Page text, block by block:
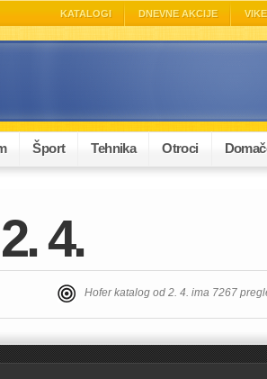
KATALOGI DNEVNE AKCIJE
Šport Tehnika Otroci
4.
Hofer katalog od 2. 4. ima 7267